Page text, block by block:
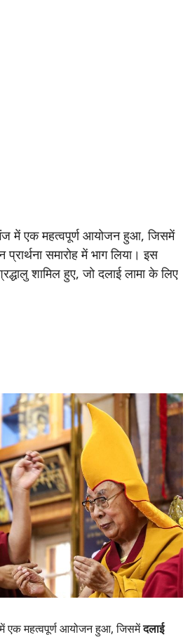
में एक महत्वपूर्ण आयोजन हुआ, जिसमें
समारोह में भाग लिया। इस
शामिल हुए, जो दलाई लामा के लिए
एक महत्वपूर्ण आयोजन हुआ, जिसमेंदलाई